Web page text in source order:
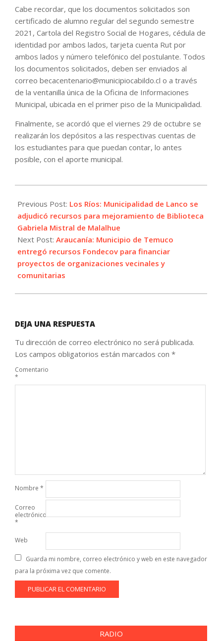
Cabe recordar, que los documentos solicitados son
certificado de alumno regular del segundo semestre
2021, Cartola del Registro Social de Hogares, cédula de
identidad por ambos lados, tarjeta cuenta Rut por
ambos lados y número telefónico del postulante. Todos
los documentos solicitados, deben ser enviados al
correo becacentenario@municipiocabildo.cl o a través
de la ventanilla única de la Oficina de Informaciones
Municipal, ubicada en el primer piso de la Municipalidad.
Finalmente, se acordó que el viernes 29 de octubre se
realizarán los depósitos a las respectivas cuentas de
los estudiantes para que puedan contar, lo antes
posible, con el aporte municipal.
10-
21
Previous Post: Los Ríos: Municipalidad de Lanco se
adjudicó recursos para mejoramiento de Biblioteca
Gabriela Mistral de Malalhue
Next Post: Araucanía: Municipio de Temuco
entregó recursos Fondecov para financiar
proyectos de organizaciones vecinales y
comunitarias
DEJA UNA RESPUESTA
Tu dirección de correo electrónico no será publicada.
Los campos obligatorios están marcados con *
Comentario
*
Nombre *
Correo
electrónico
*
Web
Guarda mi nombre, correo electrónico y web en este navegador
para la próxima vez que comente.
RADIO